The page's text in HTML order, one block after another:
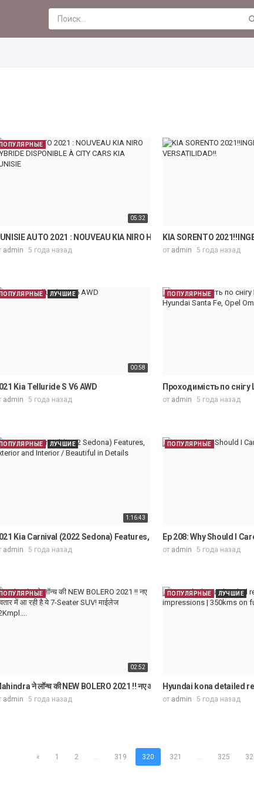
Soon | Price,spec features details review.
05:32
ПОПУЛЯРНЫЕ
AUTO 2021 : NOUVEAU KIA NIRO HYBRIDE DISPONIBLE À CITY
admin 5 года назад
KIA SORENTO
от admin 5 года назад
00:58
ПОПУЛЯРНЫЕ ЛУЧШИЕ
Kia Telluride S V6 AWD
admin 5 года назад
ПОПУЛЯРНЫЕ
Проходимість по
от admin 5 года назад
НОВЫЙ 7-МЕСТНЫЙ КРОССОВЕР ВЫШЕЛ НА РЫНОК — JETOUR
1:16:43
ПОПУЛЯРНЫЕ ЛУЧШИЕ
Kia Carnival (2022 Sedona) Features, Exterior and Interior /
admin 5 года назад
ПОПУЛЯРНЫЕ
Ep 208: Why Should I
от admin 5 года назад
Exterior and Driving
02:52
ПОПУЛЯРНЫЕ
ने लॉन्च की NEW BOLERO 2021 !! नए अवतार में आ रही है ये 7-Seater
admin 5 года назад
ПОПУЛЯРНЫЕ ЛУЧШИЕ
Hyundai kona detailed
от admin 5 года назад
« 1 2 ... 319 320 321 ... 325